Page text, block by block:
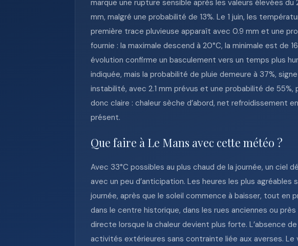
marque une rupture sensible après les valeurs élevées
mm, malgré une probabilité de 13%. Le 1 juin, les
première trace pluvieuse apparaît avec 0.9 mm et une
fournie : la maximale descend à 20°C, la minimale est de
évolution confirme un basculement vers un temps plus
indiquée, mais la probabilité de pluie demeure à 37%,
instabilité, avec 2.1 mm prévus et une probabilité de
donc claire : chaleur sèche d’abord, net refroidissement
présent.
Que faire à Le Mans avec cette météo ?
Avec 33°C possibles au plus chaud de la journée, un ciel
avec un peu d’anticipation. Les heures les plus
journée, après que le soleil commence à baisser, tout en
dans le centre historique, dans les rues anciennes ou
directe lorsque la chaleur devient plus forte. L’absence
activités extérieures sans contrainte liée aux averses. Le